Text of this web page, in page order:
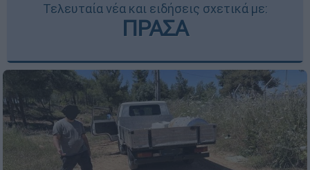
Τελευταία νέα και ειδήσεις σχετικά με:
ΠΡΑΣΑ